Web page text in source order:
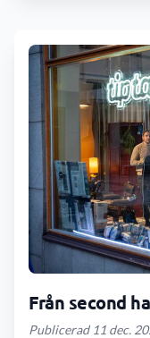
Från second
Publicerad 11 dec.